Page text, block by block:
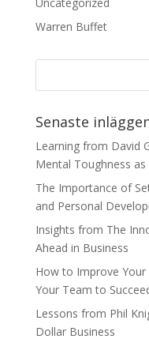
Warren Buffet
Senaste
Learning from David
Mental Toughness
The Importance of
and Personal
Insights from The
Ahead in Business
How to Improve Your
Your Team to
Lessons from Phil
Dollar Business